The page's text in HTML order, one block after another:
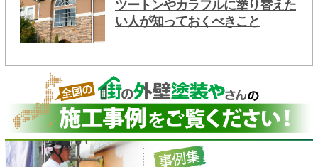
ツートンやカラフルに塗り替えた
い人が知っておくべきこと